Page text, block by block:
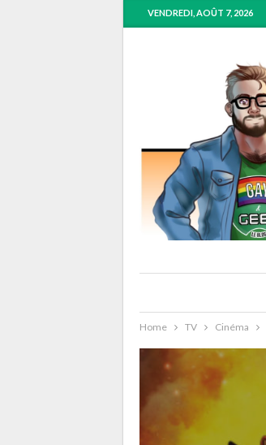
VENDREDI, AOÛT 7, 2026
Home TV Cinéma